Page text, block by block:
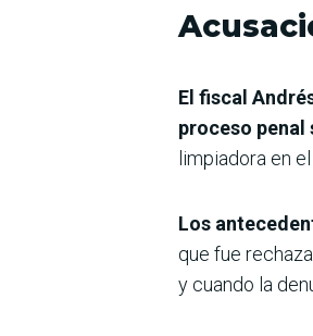
El fiscal
proceso penal
limpiadora en
Los
que fue
y cuando la